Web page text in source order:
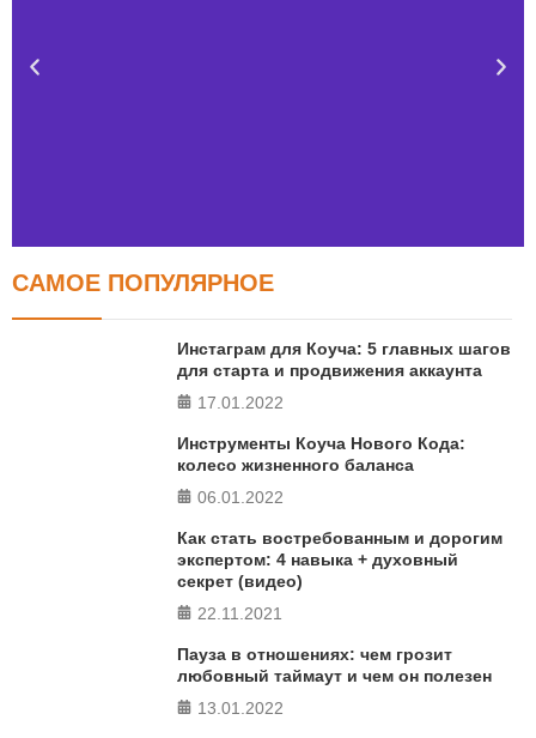
Тест FERMI
в 5 главных сферах
САМОЕ ПОПУЛЯРНОЕ
Инстаграм для Коуча: 5 главных шагов
для старта и продвижения аккаунта
17.01.2022
Инструменты Коуча Нового Кода:
колесо жизненного баланса
06.01.2022
Как стать востребованным и дорогим
экспертом: 4 навыка + духовный
секрет (видео)
22.11.2021
Пауза в отношениях: чем грозит
любовный таймаут и чем он полезен
13.01.2022